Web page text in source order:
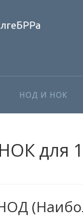
НОД И НОК
для